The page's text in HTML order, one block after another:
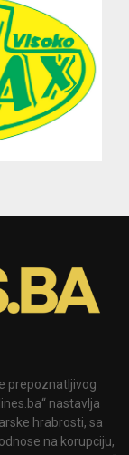
prepoznatljivog
nastavlja
hrabrosti, sa
na korupciju,